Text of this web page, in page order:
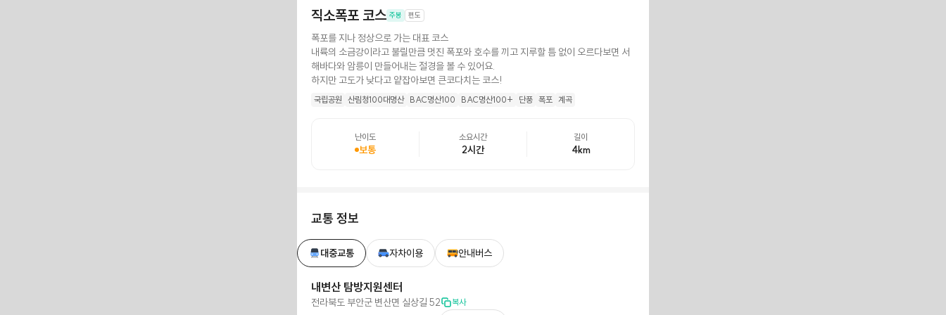
직소폭포 코스 주봉 편도
폭포를 지나 정상으로 가는 대표 코스
내륙의 소금강이라고 불릴만큼 멋진 폭포와 호수를 끼고 지루할 틈 없이 오르다보면 서
해바다와 암릉이 만들어내는 절경을 볼 수 있어요.
하지만 고도가 낮다고 얕잡아보면 큰코다치는 코스!
국립공원 산림청100대명산 BAC명산100 BAC명산100+ 단풍 폭포 계곡
난이도
보통
소요시간
2시간
길이
4km
교통 정보
대중교통 자차이용 안내버스
내변산 탐방지원센터
전라북도 부안군 변산면 실상길 52 복사